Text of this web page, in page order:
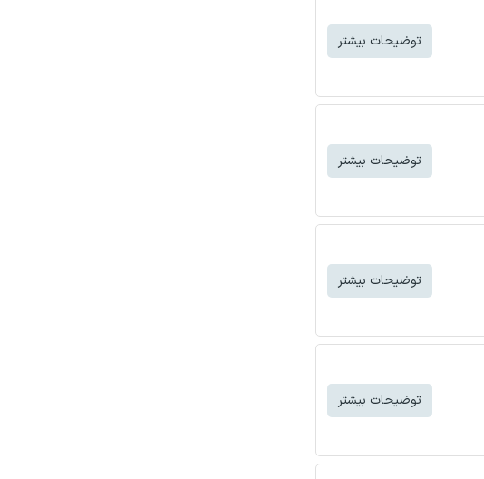
توضیحات بیشتر
توضیحات بیشتر
توضیحات بیشتر
توضیحات بیشتر